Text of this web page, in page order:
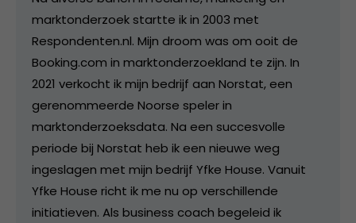
marktonderzoek startte ik in 2003 met
Respondenten.nl. Mijn droom was om ooit de
Booking.com in marktonderzoekland te zijn. In
2021 verkocht ik mijn bedrijf aan Norstat, een
gerenommeerde Noorse speler in
marktonderzoeksdata. Na een succesvolle
periode bij Norstat heb ik een nieuwe weg
ingeslagen met mijn bedrijf Yfke House. Vanuit
Yfke House richt ik me nu op verschillende
initiatieven. Als business coach begeleid ik